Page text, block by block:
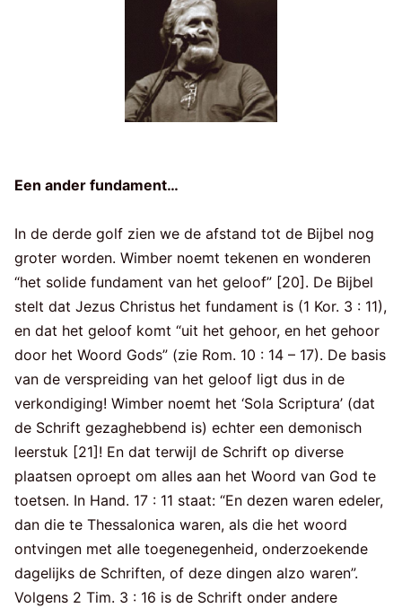
Een ander fundament…
In de derde golf zien we de afstand tot de Bijbel nog
groter worden. Wimber noemt tekenen en wonderen
“het solide fundament van het geloof” [20]. De Bijbel
stelt dat Jezus Christus het fundament is (1 Kor. 3 : 11),
en dat het geloof komt “uit het gehoor, en het gehoor
door het Woord Gods” (zie Rom. 10 : 14 – 17). De basis
van de verspreiding van het geloof ligt dus in de
verkondiging! Wimber noemt het ‘Sola Scriptura’ (dat
de Schrift gezaghebbend is) echter een demonisch
leerstuk [21]! En dat terwijl de Schrift op diverse
plaatsen oproept om alles aan het Woord van God te
toetsen. In Hand. 17 : 11 staat: “En dezen waren edeler,
dan die te Thessalonica waren, als die het woord
ontvingen met alle toegenegenheid, onderzoekende
dagelijks de Schriften, of deze dingen alzo waren”.
Volgens 2 Tim. 3 : 16 is de Schrift onder andere